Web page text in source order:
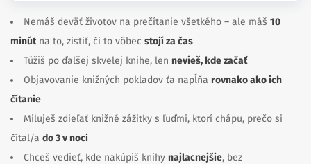
Nemáš deväť životov na prečítanie všetkého – ale máš 10
minútna to, zistiť, či to vôbec stojí za čas
Túžiš po ďalšej skvelej knihe, len nevieš, kde začať
Objavovanie knižných pokladov ťa napĺňa rovnako ako ich
čítanie
Miluješ zdieľať knižné zážitky s ľuďmi, ktorí chápu, prečo si
čítal/a do 3 v noci
Chceš vedieť, kde nakúpiš knihy najlacnejšie, bez